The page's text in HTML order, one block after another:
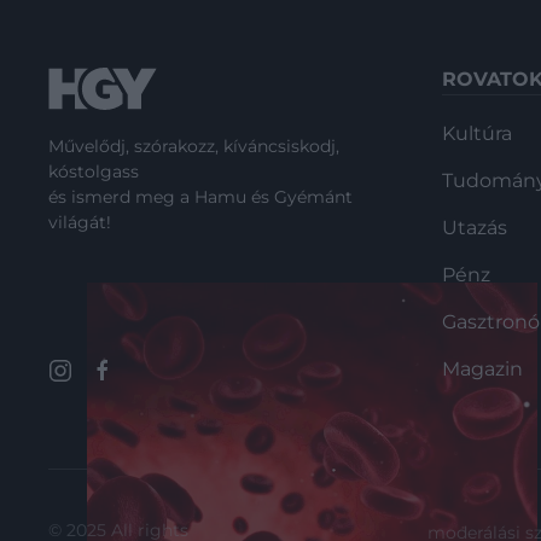
Művelődj, szórakozz, kíváncsiskodj,
kóstolgass
és ismerd meg a Hamu és Gyémánt
világát!
Kultúra
Utazás
Pénz
Magazin
© 2025 All rights moderálási